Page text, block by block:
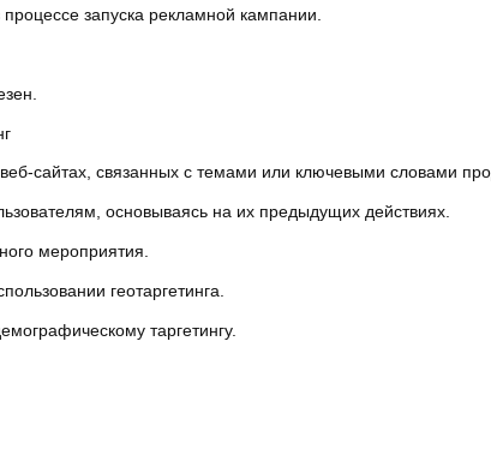
запуска рекламной кампании.
сайтах, связанных с темами или ключевыми словами
основываясь на их предыдущих действиях.
мероприятия.
геотаргетинга.
таргетингу.